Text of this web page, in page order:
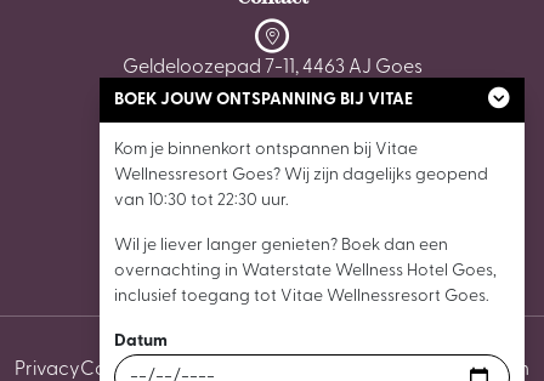
Geldeloozepad 7-11, 4463 AJ Goes
wellnessgoes@vitaewellnessresorts.nl
PrivacyCookiesAlgemene voorwaarden Cookie instellingen
BOEK JOUW ONTSPANNING BIJ VITAE
Kom je binnenkort ontspannen bij Vitae
Wellnessresort Goes? Wij zijn dagelijks geopend
van 10:30 tot 22:30 uur.
Wil je liever langer genieten? Boek dan een
overnachting in Waterstate Wellness Hotel Goes,
inclusief toegang tot Vitae Wellnessresort Goes.
Datum